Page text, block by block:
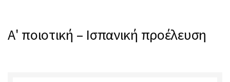
γ
ρ
οΑ' ποιοτική – Ισπανική προέλευση